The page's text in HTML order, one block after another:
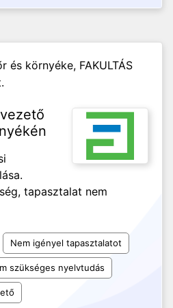
és környéke, FAKULTÁS
tapasztalat nem
Nem igényel tapasztalatot
szükséges nyelvtudás